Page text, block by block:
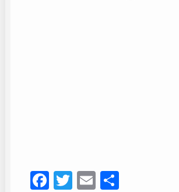
Facebook
TwitterEmail